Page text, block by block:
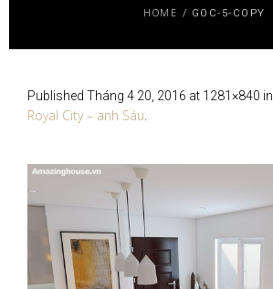
HOME / GOC-5-COPY
Published Tháng 4 20, 2016 at 1281×840 in
Royal City – anh Sáu.